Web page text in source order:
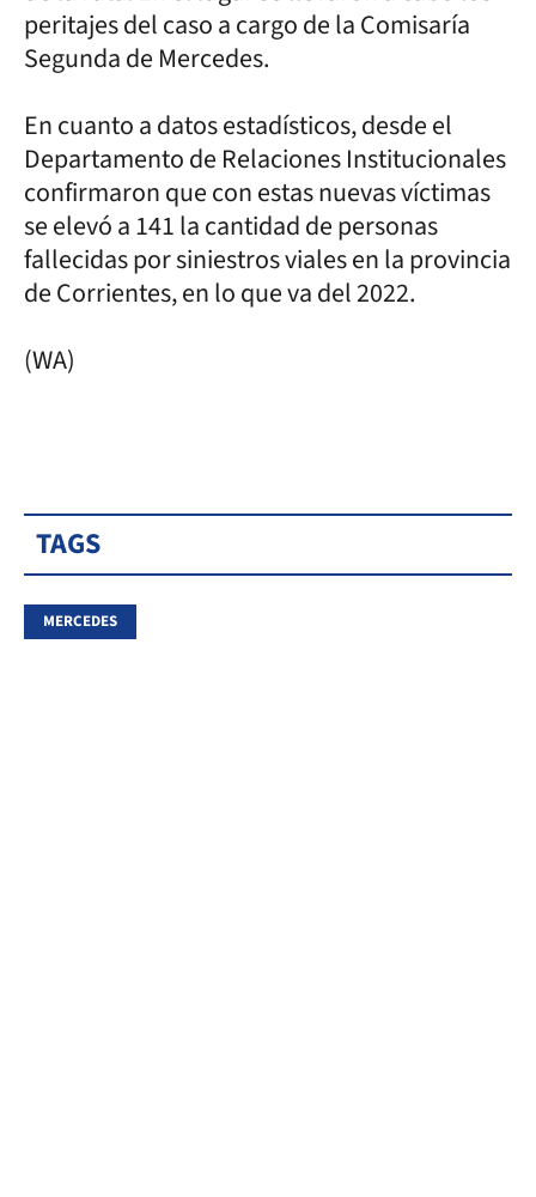
peritajes del caso a cargo de la Comisaría
Segunda de Mercedes.
En cuanto a datos estadísticos, desde el
Departamento de Relaciones Institucionales
confirmaron que con estas nuevas víctimas
se elevó a 141 la cantidad de personas
fallecidas por siniestros viales en la provincia
de Corrientes, en lo que va del 2022.
(WA)
TAGS
MERCEDES